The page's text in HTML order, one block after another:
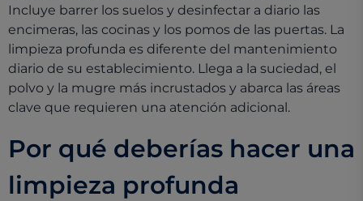
Incluye barrer los suelos y desinfectar a diario las
encimeras, las cocinas y los pomos de las puertas. La
limpieza profunda es diferente del mantenimiento
diario de su establecimiento. Llega a la suciedad, el
polvo y la mugre más incrustados y abarca las áreas
clave que requieren una atención adicional.
Por qué deberías hacer una
limpieza profunda